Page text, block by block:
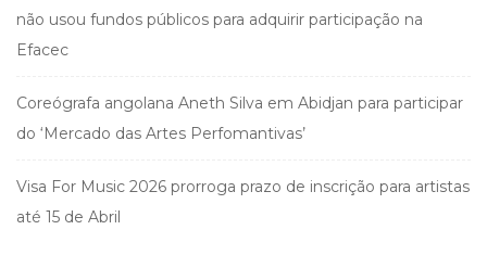
não usou fundos públicos para adquirir participação na
Efacec
Coreógrafa angolana Aneth Silva em Abidjan para participar
do ‘Mercado das Artes Perfomantivas’
Visa For Music 2026 prorroga prazo de inscrição para artistas
até 15 de Abril